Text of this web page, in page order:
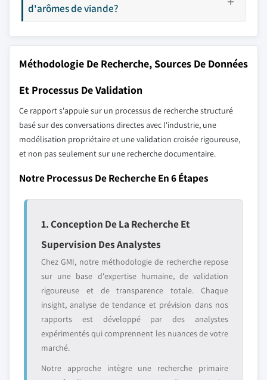
d'arômes de viande?
Méthodologie De Recherche, Sources De Données
Et Processus De Validation
Ce rapport s'appuie sur un processus de recherche structuré
basé sur des conversations directes avec l'industrie, une
modélisation propriétaire et une validation croisée rigoureuse,
et non pas seulement sur une recherche documentaire.
Notre Processus De Recherche En 6 Étapes
1. Conception De La Recherche Et
Supervision Des Analystes
Chez GMI, notre méthodologie de recherche repose
sur une base d'expertise humaine, de validation
rigoureuse et de transparence totale. Chaque
insight, analyse de tendance et prévision dans nos
rapports est développé par des analystes
expérimentés qui comprennent les nuances de votre
marché.
Notre approche intègre une recherche primaire